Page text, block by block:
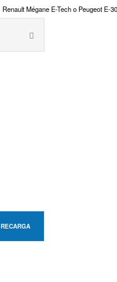
Renault Mégane E-Tech o Peugeot E-
RECARGA